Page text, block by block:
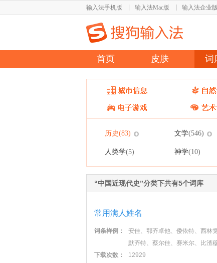
输入法手机版 输入法Mac版 输入法企业版
首页 皮肤 词
历史(83) 文学(546)
人类学(5) 神学(10)
“中国近现代史”分类下共有5个词库
常用满人姓名
词条样例：
安佳、鄂齐卓他、倭依特、西林
默齐特、蔡尔佳、赛米尔、比渣
下载次数：
12929